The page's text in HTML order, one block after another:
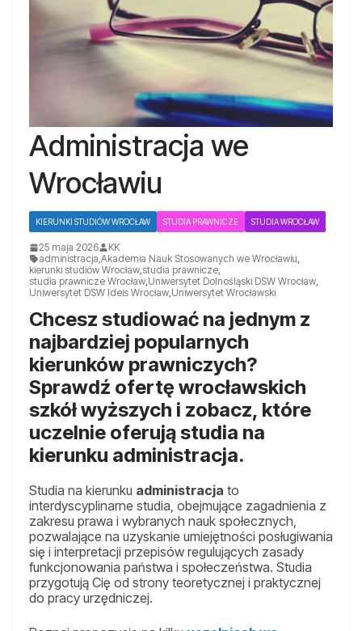
Administracja we
Wrocławiu
KIERUNKI STUDIÓW WROCŁAW STUDIA PRAWNICZE STUDIA WROCŁAW
25 maja 2026
KK
administracja,Akademia Nauk Stosowanych we Wrocławiu,
kierunki studiów Wrocław,studia prawnicze,
studia prawnicze Wrocław,Uniwersytet Dolnośląski DSW Wrocław,
Uniwersytet DSW Ideis Wrocław,Uniwersytet Wrocławski
Chcesz studiować na jednym z
najbardziej popularnych
kierunków prawniczych?
Sprawdź ofertę wrocławskich
szkół wyższych i zobacz, które
uczelnie oferują studia na
kierunku administracja.
Studia na kierunku administracja to
interdyscyplinarne studia, obejmujące zagadnienia z
zakresu prawa i wybranych nauk społecznych,
pozwalające na uzyskanie umiejętności posługiwania
się i interpretacji przepisów regulujących zasady
funkcjonowania państwa i społeczeństwa. Studia
przygotują Cię od strony teoretycznej i praktycznej
do pracy urzędniczej.